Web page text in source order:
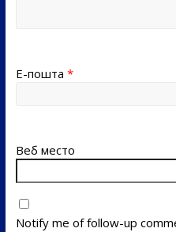
Е-пошта *
Веб место
Notify me of follow-up